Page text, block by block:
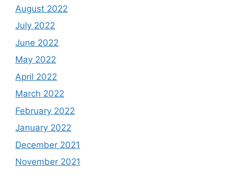
August 2022
July 2022
June 2022
May 2022
April 2022
March 2022
February 2022
January 2022
December 2021
November 2021